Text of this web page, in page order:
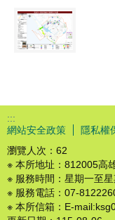
:::
網站安全政策
隱私權
瀏覽人次： 62
※ 本所地址：812005高
※ 服務時間：星期一至
※ 服務電話：07-
※ 本所信箱：E-